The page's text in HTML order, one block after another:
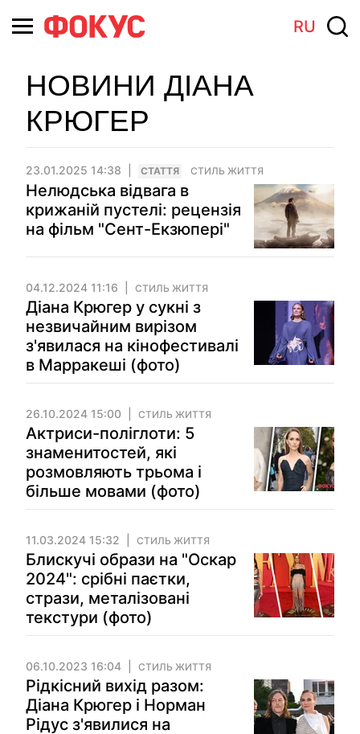
RU
НОВИНИ ДІАНА
КРЮГЕР
23.01.2025 14:38 СТАТТЯ СТИЛЬ ЖИТТЯ
Нелюдська відвага в
крижаній пустелі: рецензія
на фільм "Сент-Екзюпері"
04.12.2024 11:16 СТИЛЬ ЖИТТЯ
Діана Крюгер у сукні з
незвичайним вирізом
з'явилася на кінофестивалі
в Марракеші (фото)
26.10.2024 15:00 СТИЛЬ ЖИТТЯ
Актриси-поліглоти: 5
знаменитостей, які
розмовляють трьома і
більше мовами (фото)
11.03.2024 15:32 СТИЛЬ ЖИТТЯ
Блискучі образи на "Оскар
2024": срібні паєтки,
стрази, металізовані
текстури (фото)
06.10.2023 16:04 СТИЛЬ ЖИТТЯ
Рідкісний вихід разом:
Діана Крюгер і Норман
Рідус з'явилися на